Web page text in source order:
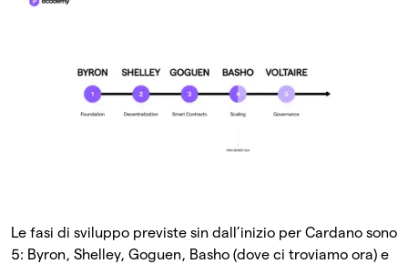
Le fasi di sviluppo previste sin dall’inizio per Cardano sono
5: Byron, Shelley, Goguen, Basho (dove ci troviamo ora) e